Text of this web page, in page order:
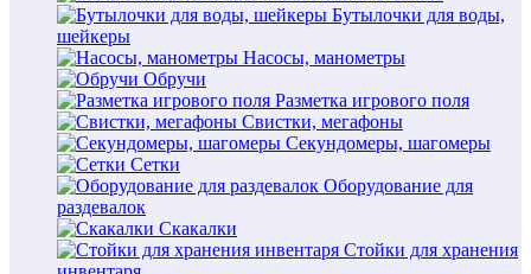
Бутылочки для воды,
шейкеры
Насосы, манометры
Обручи
Разметка игрового поля
Свистки, мегафоны
Секундомеры, шагомеры
Сетки
Оборудование для
раздевалок
Скакалки
Стойки для хранения